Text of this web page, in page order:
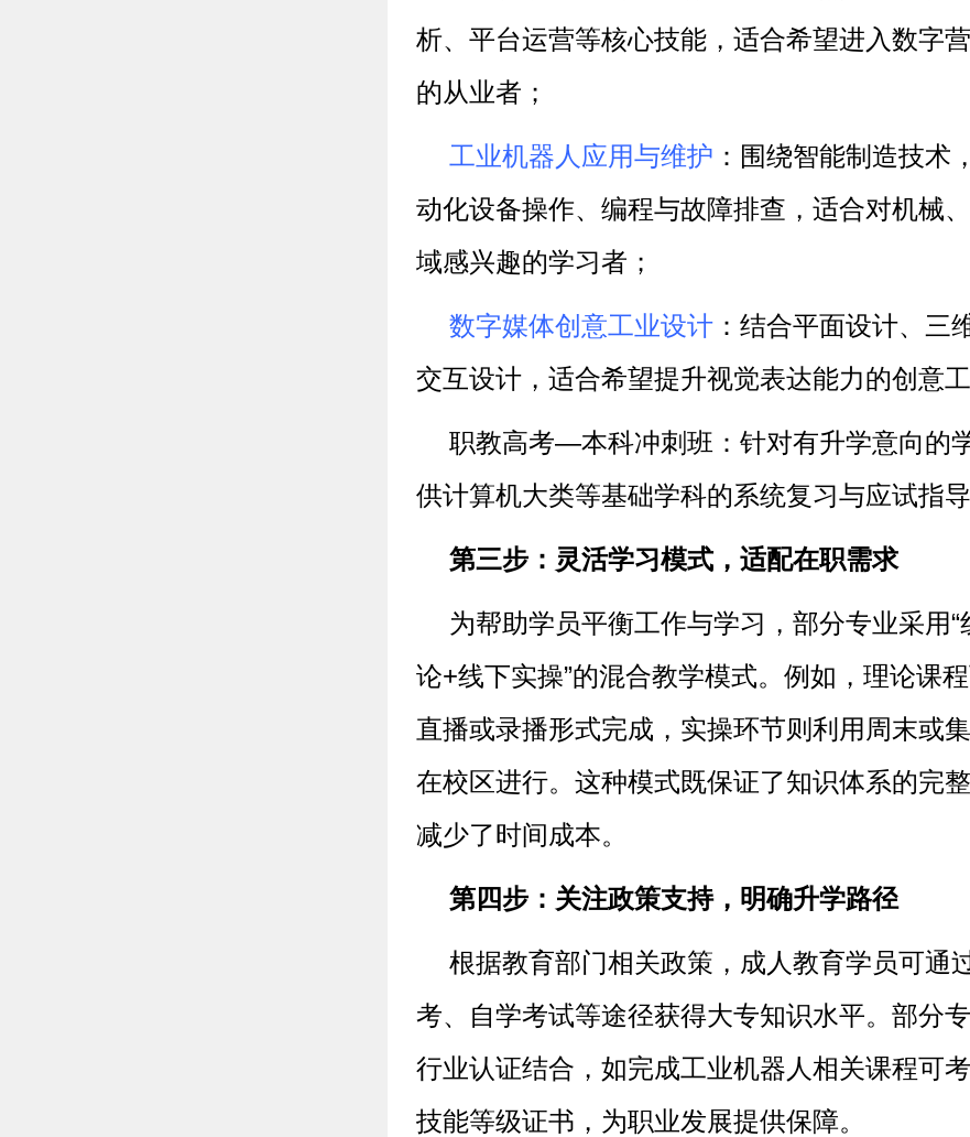
析、平台运营等核心技能，适合希望进入数字
的从业者；
工业机器人应用与维护 ：围绕智能制造技术
动化设备操作、编程与故障排查，适合对机械
域感兴趣的学习者；
数字媒体创意工业设计 ：结合平面设计、三
交互设计，适合希望提升视觉表达能力的创意工
职教高考—本科冲刺班：针对有升学意向的
供计算机大类等基础学科的系统复习与应试指导
第三步：灵活学习模式，适配在职需求
为帮助学员平衡工作与学习，部分专业采用“
论+线下实操”的混合教学模式。例如，理论课
直播或录播形式完成，实操环节则利用周末或
在校区进行。这种模式既保证了知识体系的完
减少了时间成本。
第四步：关注政策支持，明确升学路径
根据教育部门相关政策，成人教育学员可通
考、自学考试等途径获得大专知识水平。部分
行业认证结合，如完成工业机器人相关课程可
技能等级证书，为职业发展提供保障。